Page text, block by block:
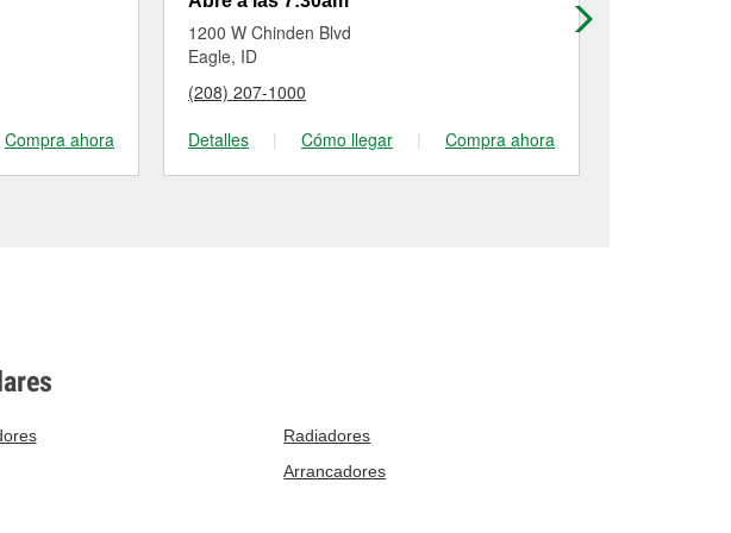
Compra ahora
1200 W Chinden Blvd
Eagle, ID
(208) 207-1000
Detalles
| Cómo llegar | Compra ahora
Radiadores
Arrancadores